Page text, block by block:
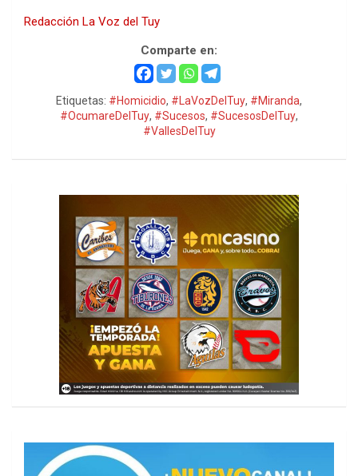
Redacción La Voz del Tuy
Comparte en:
Etiquetas: #Homicidio, #LaVozDelTuy, #Miranda,
#OcumareDelTuy, #Sucesos, #SucesosDelTuy,
#VallesDelTuy